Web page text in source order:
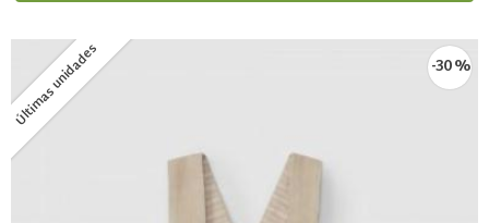
Últimas unidades -30 %